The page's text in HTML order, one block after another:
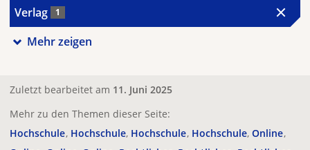
Verlag 1
Mehr zeigen
Zuletzt bearbeitet am 11. Juni 2025
Mehr zu den Themen dieser Seite:
Hochschule Hochschule Hochschule Hochschule Online